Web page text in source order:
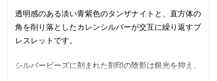
透明感のある淡い青紫色のタンザナイトと、直方体の
角を削り落としたカレンシルバーが交互に繰り返すブ
レスレットです。
シルバービーズに刻まれた刻印の陰影は銀光を抑え、